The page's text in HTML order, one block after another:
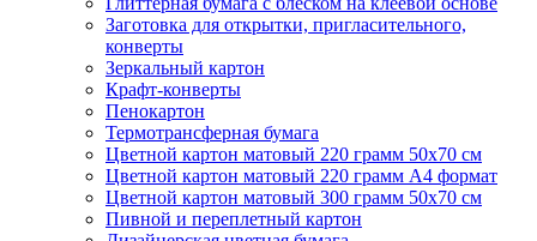
Заготовка для открытки, пригласительного,
конверты
Зеркальный картон
Крафт-конверты
Пенокартон
Термотрансферная бумага
Цветной картон матовый 220 грамм 50х70 см
Цветной картон матовый 220 грамм A4 формат
Цветной картон матовый 300 грамм 50х70 см
Пивной и переплетный картон